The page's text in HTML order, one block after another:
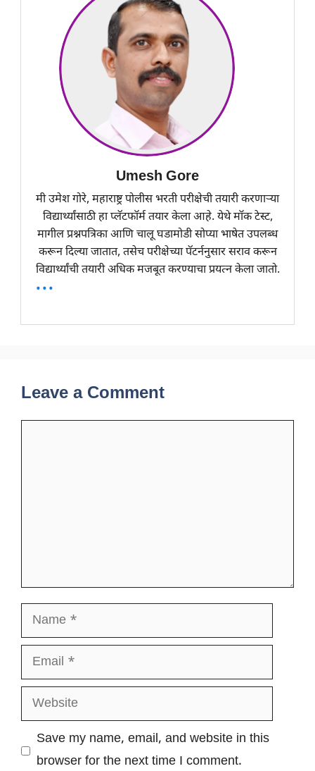
Umesh Gore
मी उमेश गोरे, महाराष्ट्र पोलीस भरती परीक्षेची तयारी करणाऱ्या
विद्यार्थ्यांसाठी हा प्लॅटफॉर्म तयार केला आहे. येथे मॉक टेस्ट,
मागील प्रश्नपत्रिका आणि चालू घडामोडी सोप्या भाषेत उपलब्ध
करून दिल्या जातात, तसेच परीक्षेच्या पॅटर्ननुसार सराव करून
विद्यार्थ्यांची तयारी अधिक मजबूत करण्याचा प्रयत्न केला जातो.
...
Leave a Comment
Name
Email
Website
Save my name, email, and website in this
browser for the next time I comment.